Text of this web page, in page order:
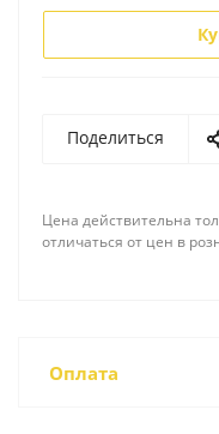
Поделиться
Цена действительна
отличаться от цен в
Оплата